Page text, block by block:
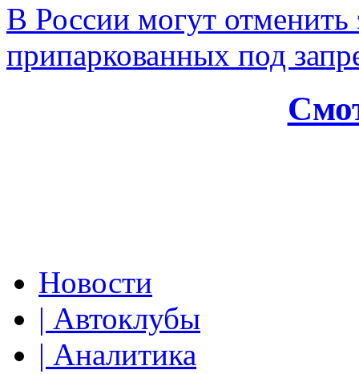
В России могут
припаркованных под
Новости
| Автоклубы
| Аналитика